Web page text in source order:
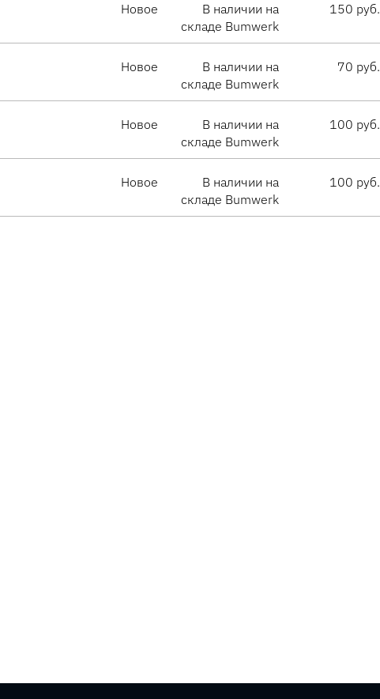
Новое
В наличии на
складе Bumwerk
150 руб.
Новое
В наличии на
складе Bumwerk
70 руб.
Новое
В наличии на
складе Bumwerk
100 руб.
Новое
В наличии на
складе Bumwerk
100 руб.